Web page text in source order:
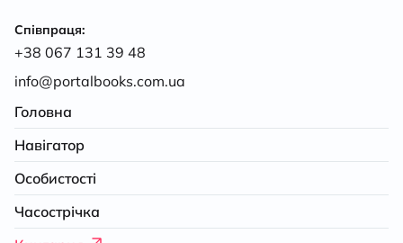
Співпраця:
+38 067 131 39 48
info@portalbooks.com.ua
Головна
Навігатор
Особистості
Часострічка